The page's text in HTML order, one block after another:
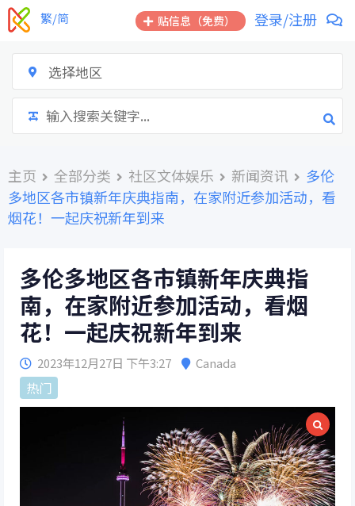
跳
到
贴信息（免费） 登录/注册
繁/简
选择地区
主页 全部分类 社区文体娱乐 新闻资讯
多伦
多地区各市镇新年庆典指南，在家附近参加活动，看
烟花！一起庆祝新年到来
多伦多地区各市镇新年庆典指
南，在家附近参加活动，看烟
花！一起庆祝新年到来
2023年12月27日 下午3:27 Canada
热门